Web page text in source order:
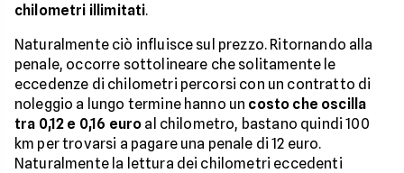
chilometri illimitati.
Naturalmente ciò influisce sul prezzo. Ritornando alla
penale, occorre sottolineare che solitamente le
eccedenze di chilometri percorsi con un contratto di
noleggio a lungo termine hanno un costo che oscilla
tra 0,12 e 0,16 euro al chilometro, bastano quindi 100
km per trovarsi a pagare una penale di 12 euro.
Naturalmente la lettura dei chilometri eccedenti